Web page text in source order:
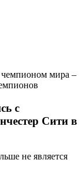
мира –
с
Сити в
не является